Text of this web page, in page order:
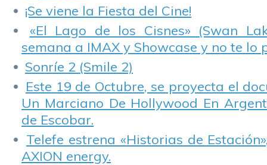
¡Se viene la Fiesta del Cine!
«El Lago de los Cisnes» (Swan
semana a IMAX y Showcase y no te lo
Sonríe 2 (Smile 2)
Este 19 de Octubre, se proyecta el
Un Marciano De Hollywood En
de Escobar.
Telefe estrena «Historias de
AXION energy.